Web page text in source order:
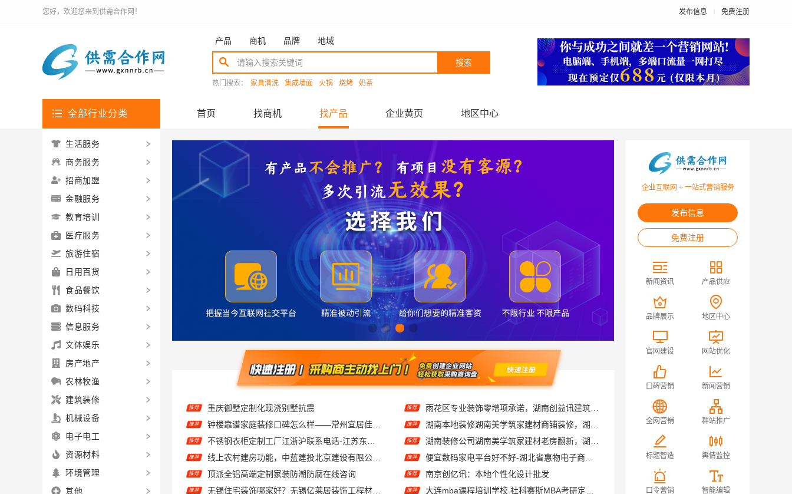
您好，欢迎您来到供需合作网！ 发布信息 免费注册
产品 商机 品牌 地域
搜索
热门搜索： 家具清洗 集成墙面 火锅 烧烤 奶茶
全部行业分类 首页 找商机 找产品 企业黄页 地区中心
推荐
推荐 不锈钢衣柜定制工厂江浙沪联系电话-江苏东钢金属科技有限公司
推荐 线上农村建房功能，中蓝建投北京建设有限公司四川全程托管服务
推荐 顶派全铝高端定制家装防潮防腐在线咨询
推荐
推荐 湖南本地装修湖南美学筑家建材商铺装修，湖南美学筑家建材高效交付
推荐 湖南装修公司湖南美学筑家建材老房翻新，湖南美学筑家建材让旧房焕新
推荐 便宜数码家电平台好不好-湖北省惠物电子商务有限公司
推荐 南京创亿讯：本地个性化设计批发
推荐
企业互联网 + 一站式营销服务
发布信息
免费注册
新闻资讯 产品供应
品牌展示 地区中心
官网建设 网站优化
口碑营销 新闻营销
全网营销 群站推广
标题智造 舆情监控
口令营销 智能编辑
生活服务
商务服务
招商加盟
金融服务
教育培训
医疗服务
旅游住宿
日用百货
食品餐饮
数码科技
信息服务
文体娱乐
房产地产
农林牧渔
建筑装修
机械设备
电子电工
资源材料
环境管理
其他